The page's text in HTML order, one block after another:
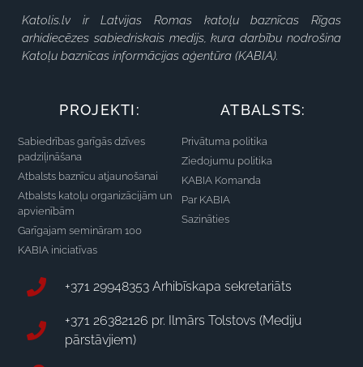
Katolis.lv ir Latvijas Romas katoļu baznīcas Rīgas
arhidiecēzes sabiedriskais medijs, kura darbību nodrošina
Katoļu baznīcas informācijas aģentūra (KABIA).
PROJEKTI:
Sabiedrības garīgās dzīves
padziļināšana
Atbalsts baznīcu atjaunošanai
Atbalsts katoļu organizācijām un
apvienībām
Garīgajam semināram 100
KABIA iniciatīvas
ATBALSTS:
Privātuma politika
Ziedojumu politika
KABIA Komanda
Par KABIA
Sazināties
+371 29948353 Arhibīskapa sekretariāts
+371 26382126 pr. Ilmārs Tolstovs (Mediju
pārstāvjiem)